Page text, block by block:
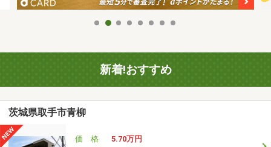
新着!おすすめ
茨城県取手市青柳
価 格
5.70万円